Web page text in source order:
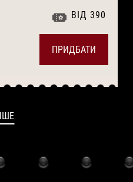
ВІД 390
ПРИДБАТИ